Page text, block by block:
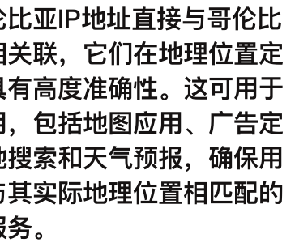
亚IP地址直接与哥伦比
联，它们在地理位置定
高度准确性。这可用于
包括地图应用、广告定
索和天气预报，确保用
实际地理位置相匹配的
。